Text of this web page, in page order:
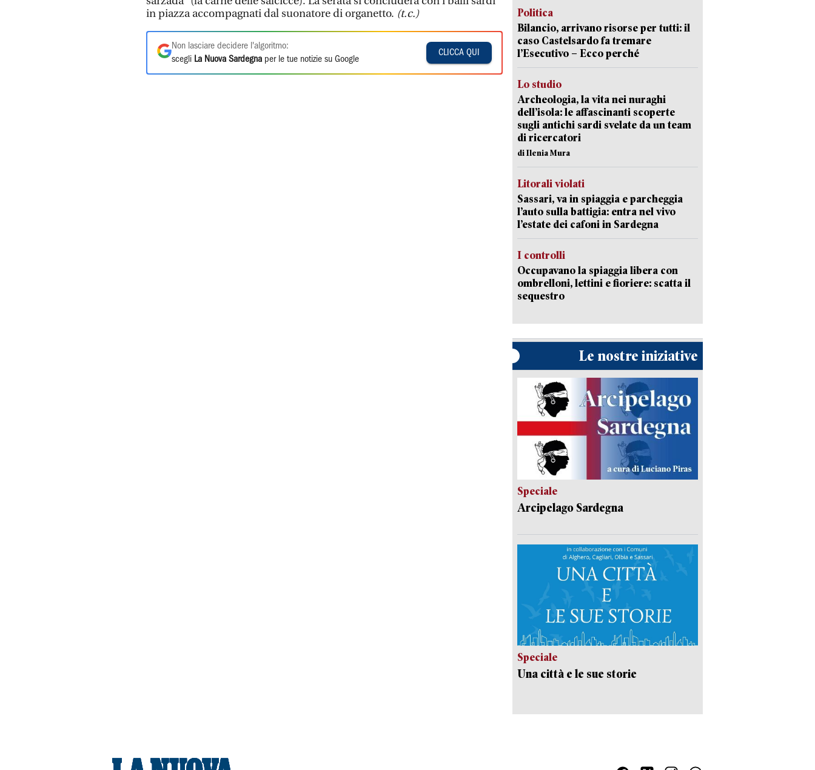
in piazza accompagnati dal suonatore di organetto. (t.c.)
Non lasciare decidere l'algoritmo:
scegli La Nuova Sardegna per le tue notizie su Google
CLICCA QUI
Politica
Bilancio, arrivano risorse per tutti: il
caso Castelsardo fa tremare
l’Esecutivo – Ecco perché
Lo studio
Archeologia, la vita nei nuraghi
dell’isola: le affascinanti scoperte
sugli antichi sardi svelate da un team
di ricercatori
di Ilenia Mura
Litorali violati
Sassari, va in spiaggia e parcheggia
l’auto sulla battigia: entra nel vivo
l’estate dei cafoni in Sardegna
I controlli
Occupavano la spiaggia libera con
ombrelloni, lettini e fioriere: scatta il
sequestro
Le nostre iniziative
Speciale
Arcipelago Sardegna
Speciale
Una città e le sue storie